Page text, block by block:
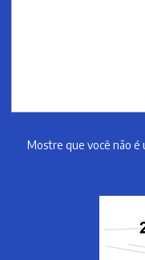
Mostre que você não é